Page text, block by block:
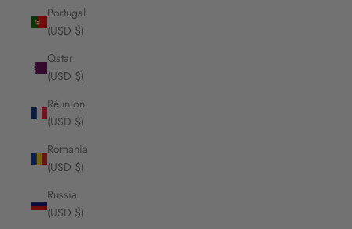
Portugal
(USD $)
Qatar
(USD $)
Réunion
(USD $)
Romania
(USD $)
Russia
(USD $)